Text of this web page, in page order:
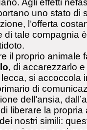
Agli effetti
uno stato di
l’offerta
di tale compagnia
il proprio animale
, di accarezzarlo
si accoccola
di
dell’ansia,
liberare la
nostri simili: